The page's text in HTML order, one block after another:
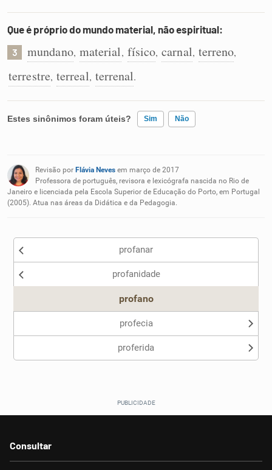
Dicionário
Sinônimos
Que é próprio do mundo material, não espiritual:
3 mundano, material, físico, carnal, terreno,
terrestre, terreal, terrenal.
Estes sinônimos foram úteis? Sim Não
Nenhum dos sinônimos apresentados me ajudou
Outro
Revisão por Flávia Neves em março de 2017
Professora de português, revisora e lexicógrafa nascida no Rio de
Janeiro e licenciada pela Escola Superior de Educação do Porto, em Portugal
(2005). Atua nas áreas da Didática e da Pedagogia.
profanar
profanidade
profano
profecia
proferida
Consultar